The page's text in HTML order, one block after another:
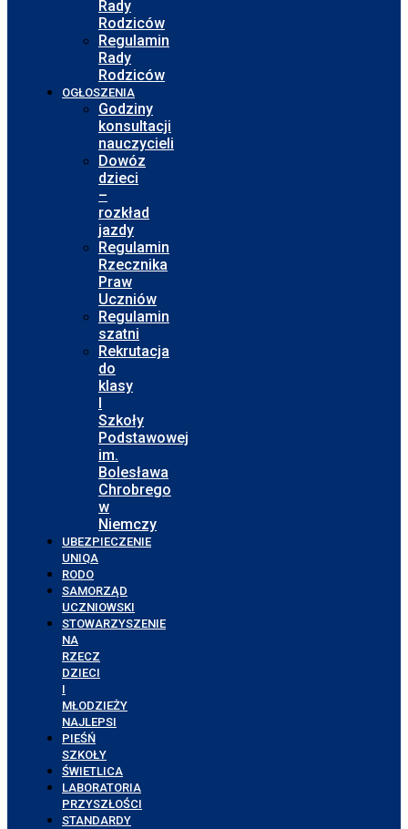
Rady
Rodziców
Regulamin
Rady
Rodziców
OGŁOSZENIA
Godziny
konsultacji
nauczycieli
Dowóz
dzieci
–
rozkład
jazdy
Regulamin
Rzecznika
Praw
Uczniów
Regulamin
szatni
Rekrutacja
do
klasy
I
Szkoły
Podstawowej
im.
Bolesława
Chrobrego
w
Niemczy
UBEZPIECZENIE
UNIQA
RODO
SAMORZĄD
UCZNIOWSKI
STOWARZYSZENIE
NA
RZECZ
DZIECI
I
MŁODZIEŻY
NAJLEPSI
PIEŚŃ
SZKOŁY
ŚWIETLICA
LABORATORIA
PRZYSZŁOŚCI
STANDARDY